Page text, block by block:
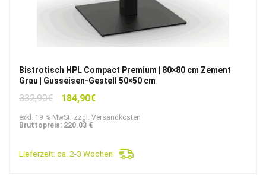
Bistrotisch HPL Compact Premium | 80×80 cm Zement
Grau | Gusseisen-Gestell 50×50 cm
332,90€
Ursprünglicher
war:
184,90€Aktueller
ist:
exkl. 19 % MwSt. zzgl. Versandkosten
Bruttopreis: 220.03 €
Lieferzeit: ca. 2-3 Wochen